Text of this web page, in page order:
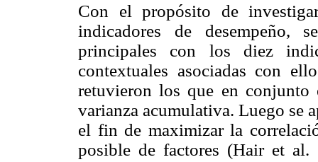
Con el propósito de
indicadores de desempeño,
principales con los diez
contextuales asociadas con
retuvieron los que en
varianza acumulativa. Luego se
el fin de maximizar la
posible de factores (Hair et